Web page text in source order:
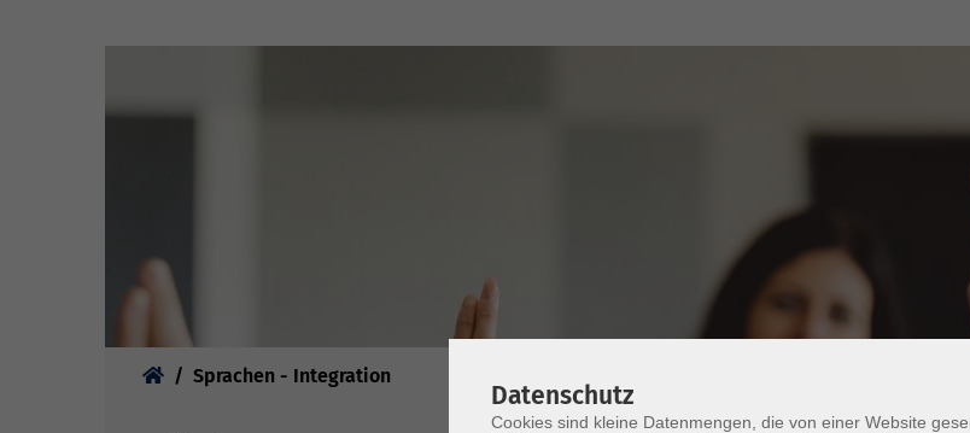
Sprachen - Integration
Datenschutz
Cookies sind kleine Datenmengen, die von einer Website